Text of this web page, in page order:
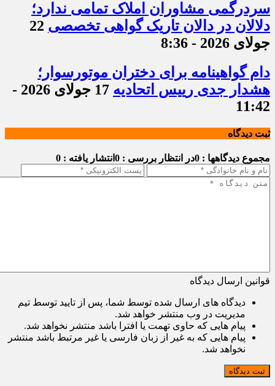
سردرگمی مشاوران املاک تمامی ندارد؛
دلالان در دالان تاریک گواهی تخصصی 22
جولای 2026 - 8:36
دام گواهینامه برای دختران موتورسوار؛
هشدار جدی رییس اتحادیه
17 جولای 2026 -
11:42
ثبت دیدگاه
مجموع دیدگاهها : 0 در انتظار بررسی : 0 انتشار یافته : 0
قوانین ارسال دیدگاه
دیدگاه های ارسال شده توسط شما، پس از تایید توسط تیم
مدیریت در وب منتشر خواهد شد.
پیام هایی که حاوی تهمت یا افترا باشد منتشر نخواهد شد.
پیام هایی که به غیر از زبان فارسی یا غیر مرتبط باشد منتشر
نخواهد شد.
ثبت دیدگاه